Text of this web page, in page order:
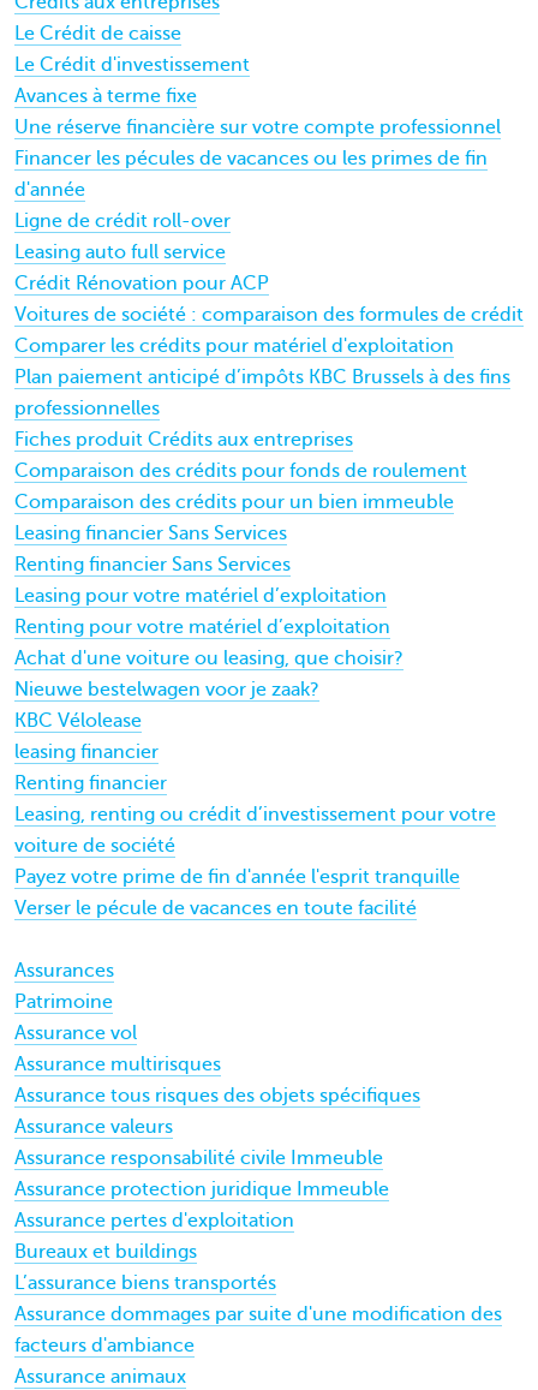
Le Crédit de caisse
Le Crédit d'investissement
Avances à terme fixe
Une réserve financière sur votre compte professionnel
Financer les pécules de vacances ou les primes de fin
d'année
Ligne de crédit roll-over
Leasing auto full service
Crédit Rénovation pour ACP
Voitures de société : comparaison des formules de crédit
Comparer les crédits pour matériel d'exploitation
Plan paiement anticipé d’impôts KBC Brussels à des fins
professionnelles
Fiches produit Crédits aux entreprises
Comparaison des crédits pour fonds de roulement
Comparaison des crédits pour un bien immeuble
Leasing financier Sans Services
Renting financier Sans Services
Leasing pour votre matériel d’exploitation
Renting pour votre matériel d’exploitation
Achat d'une voiture ou leasing, que choisir?
Nieuwe bestelwagen voor je zaak?
KBC Vélolease
leasing financier
Renting financier
Leasing, renting ou crédit d’investissement pour votre
voiture de société
Payez votre prime de fin d'année l'esprit tranquille
Verser le pécule de vacances en toute facilité
Assurances
Patrimoine
Assurance vol
Assurance multirisques
Assurance tous risques des objets spécifiques
Assurance valeurs
Assurance responsabilité civile Immeuble
Assurance protection juridique Immeuble
Assurance pertes d'exploitation
Bureaux et buildings
L’assurance biens transportés
Assurance dommages par suite d'une modification des
facteurs d'ambiance
Assurance animaux